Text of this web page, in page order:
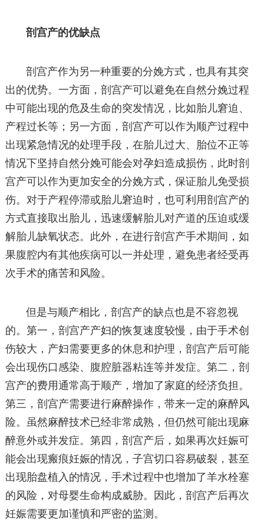
剖宫产的优缺点
剖宫产作为另一种重要的分娩方式，也具有其突
出的优势。一方面，剖宫产可以避免在自然分娩过程
中可能出现的危及生命的突发情况，比如胎儿窘迫、
产程过长等；另一方面，剖宫产可以作为顺产过程中
出现紧急情况的处理手段，在胎儿过大、胎位不正等
情况下坚持自然分娩可能会对孕妇造成损伤，此时剖
宫产可以作为更加安全的分娩方式，保证胎儿免受损
伤。对于产程停滞或胎儿窘迫时，也可利用剖宫产的
方式直接取出胎儿，迅速缓解胎儿对产道的压迫或缓
解胎儿缺氧状态。此外，在进行剖宫产手术期间，如
果腹腔内有其他疾病可以一并处理，避免患者经受再
次手术的痛苦和风险。
但是与顺产相比，剖宫产的缺点也是不容忽视
的。第一，剖宫产产妇的恢复速度较慢，由于手术创
伤较大，产妇需要更多的休息和护理，剖宫产后可能
会出现伤口感染、腹腔脏器粘连等并发症。第二，剖
宫产的费用通常高于顺产，增加了家庭的经济负担。
第三，剖宫产需要进行麻醉操作，带来一定的麻醉风
险。虽然麻醉技术已经非常成熟，但仍然可能出现麻
醉意外或并发症。第四，剖宫产后，如果再次妊娠可
能会出现瘢痕妊娠的情况，子宫切口容易破裂，甚至
出现胎盘植入的情况，手术过程中也增加了羊水栓塞
的风险，对母婴生命构成威胁。因此，剖宫产后再次
妊娠需要更加谨慎和严密的监测。